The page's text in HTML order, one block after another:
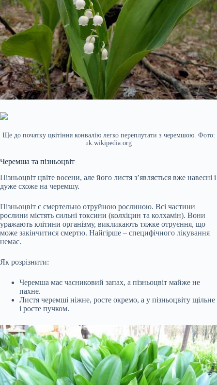
Ще до початку цвітіння конвалію легко переплутати з черемшою. Фото:
uk.wikipedia.org
Черемша та пізньоцвіт
Пізньоцвіт цвіте восени, але його листя з’являється вже навесні і
дуже схоже на черемшу.
Пізньоцвіт є смертельно отруйною рослиною. Всі частини
рослини містять сильні токсини (колхіцин та колхамін). Вони
уражають клітини організму, викликають тяжке отруєння, що
може закінчитися смертю. Найгірше – специфічного лікування
немає.
Як розрізнити:
Черемша має часниковий запах, а пізньоцвіт майже не
пахне.
Листя черемші ніжне, росте окремо, а у пізньоцвіту щільне
і росте пучком.